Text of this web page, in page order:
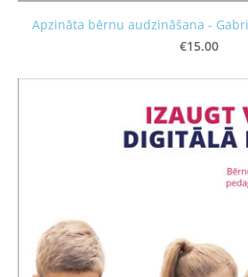
Apzināta bērnu audzināšana -
€15.00